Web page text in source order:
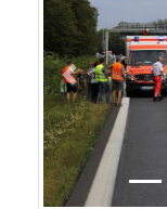
Previous